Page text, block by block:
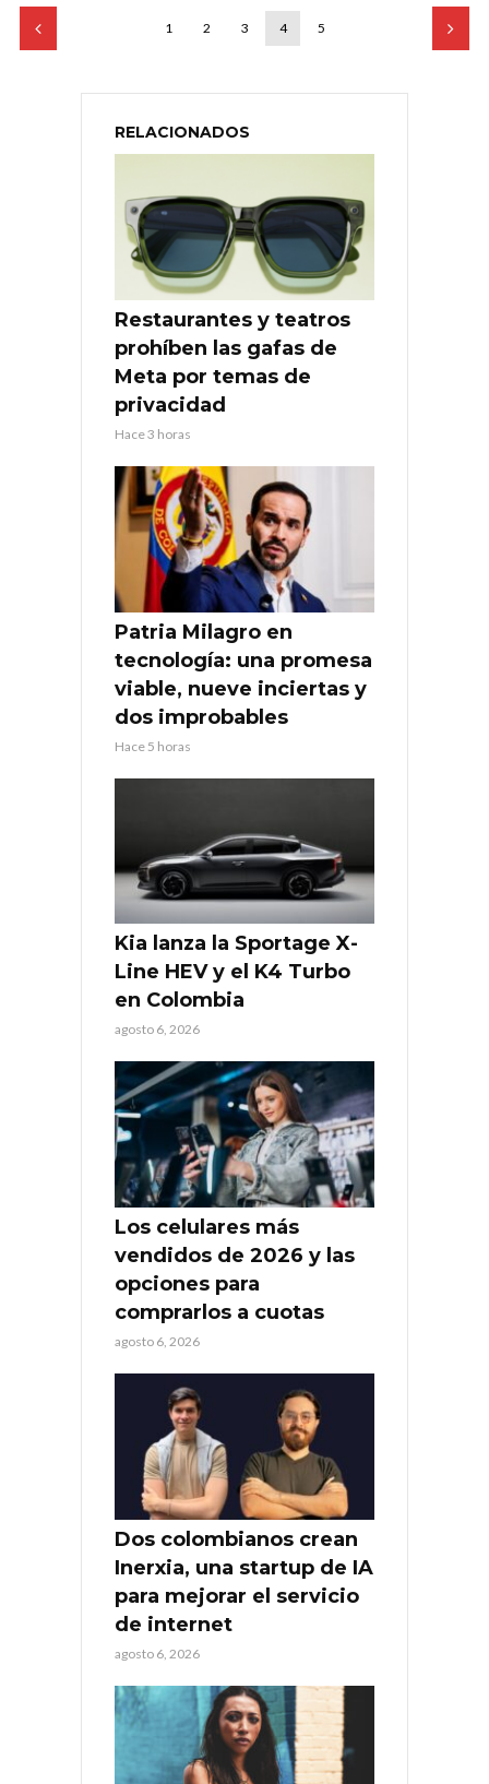
1 2 3 4 5
RELACIONADOS
Restaurantes y teatros
prohíben las gafas de
Meta por temas de
privacidad
Hace 3 horas
Patria Milagro en
tecnología: una promesa
viable, nueve inciertas y
dos improbables
Hace 5 horas
Kia lanza la Sportage X-
Line HEV y el K4 Turbo
en Colombia
agosto 6, 2026
Los celulares más
vendidos de 2026 y las
opciones para
comprarlos a cuotas
agosto 6, 2026
Dos colombianos crean
Inerxia, una startup de IA
para mejorar el servicio
de internet
agosto 6, 2026